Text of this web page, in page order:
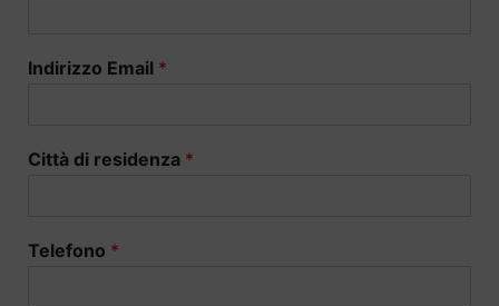
Indirizzo Email *
Città di residenza *
Telefono *